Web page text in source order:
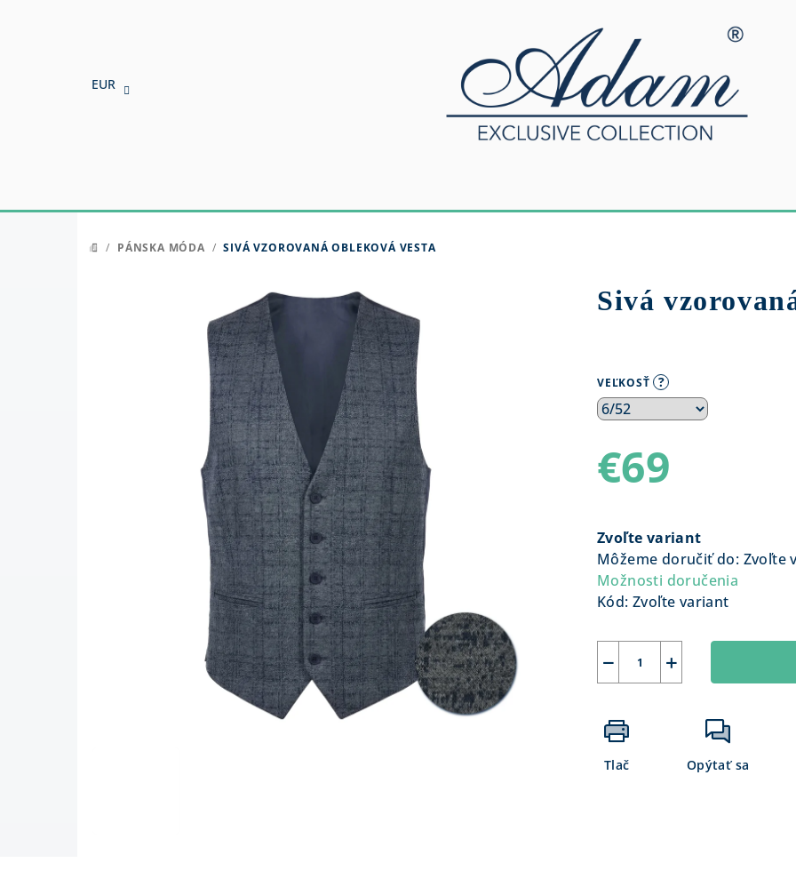
EUR
DOMOV
/ PÁNSKA MÓDA / SIVÁ VZOROVANÁ OBLEKOVÁ VESTA
Sivá
VEĽKOSŤ ?
€69
cena:
Zvoľte variant
Môžeme doručiť do: Zvoľte
Možnosti doručenia
Kód: Zvoľte variant
+
−
Tlač Opýtať sa